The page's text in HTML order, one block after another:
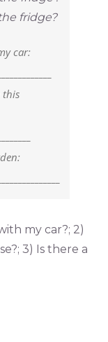
fridge?
car:
this
my car?; 2)
3) Is there a